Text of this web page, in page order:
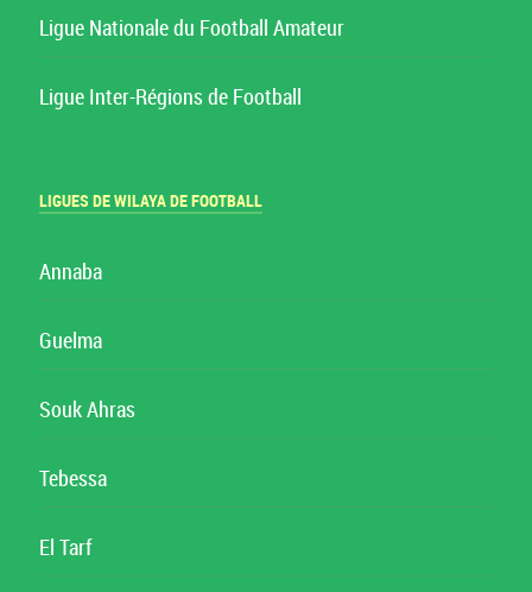
Ligue Nationale du Football Amateur
Ligue Inter-Régions de Football
LIGUES DE WILAYA DE FOOTBALL
Annaba
Guelma
Souk Ahras
Tebessa
El Tarf